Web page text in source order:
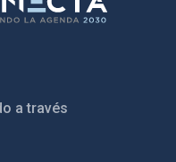
a través